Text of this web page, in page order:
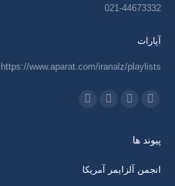
021-44673332
آپارات
https://www.aparat.com/iranalz/playlists
ما را دنبال کنید در:
کردن
پیوند ها
انجمن آلزایمر آمریکا